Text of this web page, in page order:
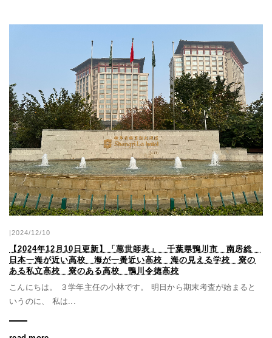
|2024/12/10
【2024年12月10日更新】「萬世師表」 千葉県鴨川市 南房総
日本一海が近い高校 海が一番近い高校 海の見える学校 寮の
ある私立高校 寮のある高校 鴨川令徳高校
こんにちは。 ３学年主任の小林です。 明日から期末考査が始まると
いうのに、 私は...